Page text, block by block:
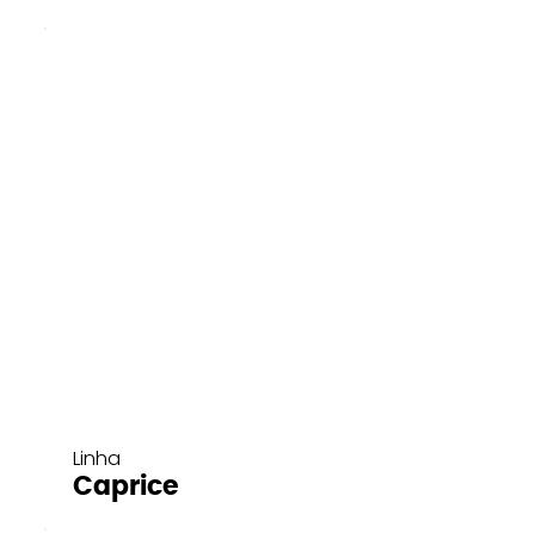
Linha
Caprice